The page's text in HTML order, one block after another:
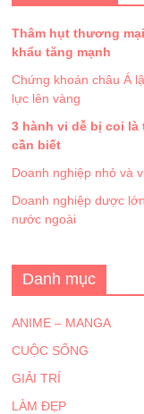
Thâm hụt thương
khẩu tăng mạnh
Chứng khoán châu Á
lực lên vàng
3 hành vi dễ bị coi
cần biết
Doanh nghiệp nhỏ và
Doanh nghiệp dược
nước ngoài
Danh mục
ANIME – MANGA
CUỘC SỐNG
GIẢI TRÍ
LÀM ĐẸP